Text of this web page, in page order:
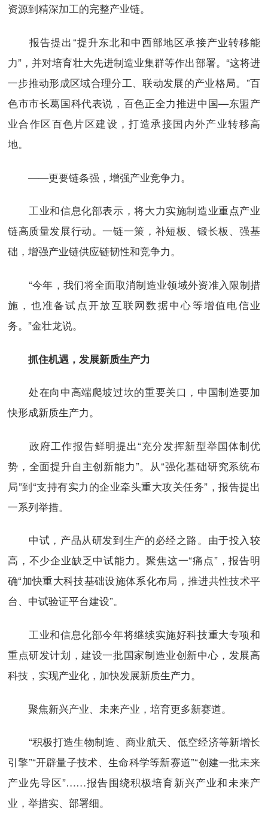
资源到精深加工的完整产业链。
报告提出“提升东北和中西部地区承接产业转移能
力”，并对培育壮大先进制造业集群等作出部署。“这将进
一步推动形成区域合理分工、联动发展的产业格局。”百
色市市长葛国科代表说，百色正全力推进中国—东盟产
业合作区百色片区建设，打造承接国内外产业转移高
地。
——更要链条强，增强产业竞争力。
工业和信息化部表示，将大力实施制造业重点产业
链高质量发展行动。一链一策，补短板、锻长板、强基
础，增强产业链供应链韧性和竞争力。
“今年，我们将全面取消制造业领域外资准入限制措
施，也准备试点开放互联网数据中心等增值电信业
务。”金壮龙说。
抓住机遇，发展新质生产力
处在向中高端爬坡过坎的重要关口，中国制造要加
快形成新质生产力。
政府工作报告鲜明提出“充分发挥新型举国体制优
势，全面提升自主创新能力”。从“强化基础研究系统布
局”到“支持有实力的企业牵头重大攻关任务”，报告提出
一系列举措。
中试，产品从研发到生产的必经之路。由于投入较
高，不少企业缺乏中试能力。聚焦这一“痛点”，报告明
确“加快重大科技基础设施体系化布局，推进共性技术平
台、中试验证平台建设”。
工业和信息化部今年将继续实施好科技重大专项和
重点研发计划，建设一批国家制造业创新中心，发展高
科技，实现产业化，加快发展新质生产力。
聚焦新兴产业、未来产业，培育更多新赛道。
“积极打造生物制造、商业航天、低空经济等新增长
引擎”“开辟量子技术、生命科学等新赛道”“创建一批未来
产业先导区”……报告围绕积极培育新兴产业和未来产
业，举措实、部署细。